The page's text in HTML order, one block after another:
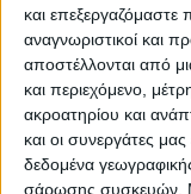
και
αναγνωριστικοί και
αποστέλλονται από
και περιεχόμενο,
ακροατηρίου και
και οι συνεργάτες
δεδομένα
σάρωσης συσκευών.
VIDEO ΤΗΣ
Περιπέτεια